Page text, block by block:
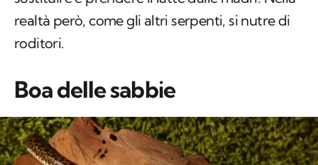
realtà però, come gli altri serpenti, si nutre di
roditori.
Boa delle sabbie